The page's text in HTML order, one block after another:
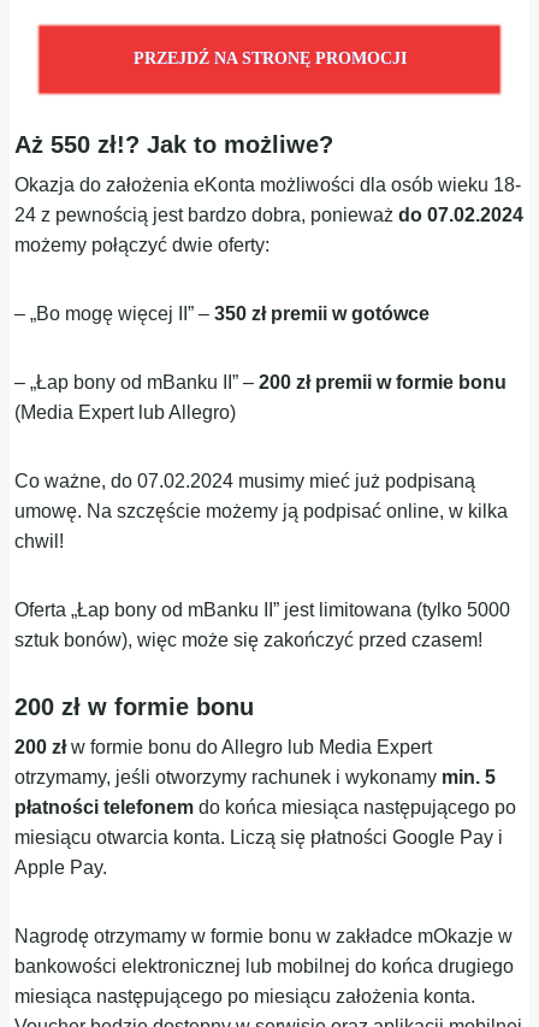
PRZEJDŹ NA STRONĘ PROMOCJI
Aż 550 zł!? Jak to możliwe?
Okazja do założenia eKonta możliwości dla osób wieku 18-
24 z pewnością jest bardzo dobra, ponieważdo 07.02.2024
możemy połączyć dwie oferty:
– „Bo mogę więcej II” –350 zł premii w gotówce
– „Łap bony od mBanku II” –200 zł premii w formie bonu
(Media Expert lub Allegro)
Co ważne, do 07.02.2024 musimy mieć już podpisaną
umowę. Na szczęście możemy ją podpisać online, w kilka
chwil!
Oferta „Łap bony od mBanku II” jest limitowana (tylko 5000
sztuk bonów), więc może się zakończyć przed czasem!
200 zł w formie bonu
200 złw formie bonu do Allegro lub Media Expert
otrzymamy, jeśli otworzymy rachunek i wykonamy min. 5
płatności telefonem do końca miesiąca następującego po
miesiącu otwarcia konta. Liczą się płatności Google Pay i
Apple Pay.
Nagrodę otrzymamy w formie bonu w zakładce mOkazje w
bankowości elektronicznej lub mobilnej do końca drugiego
miesiąca następującego po miesiącu założenia konta.